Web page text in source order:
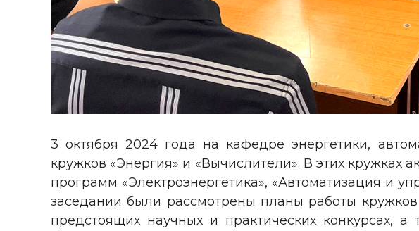
3 октября 2024 года на кафедре энергетики,
кружков «Энергия» и «Вычислители». В этих кружках
программ «Электроэнергетика», «Автоматизация и
заседании были рассмотрены планы работы
предстоящих научных и практических конкурсах,